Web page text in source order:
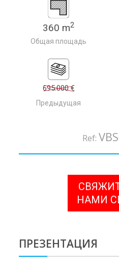
360 m2
Общая площадь
695.000 €
Предыдущая
Ref:
НАМИ
ПРЕЗЕНТАЦИЯ